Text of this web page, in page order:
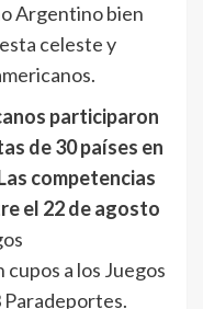
Argentino bien
celeste y
participaron
de 30 países en
competencias
el 22 de agosto
a los Juegos
Paradeportes.